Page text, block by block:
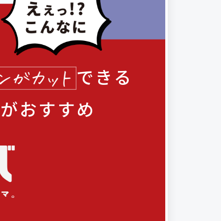
できる
おすすめ